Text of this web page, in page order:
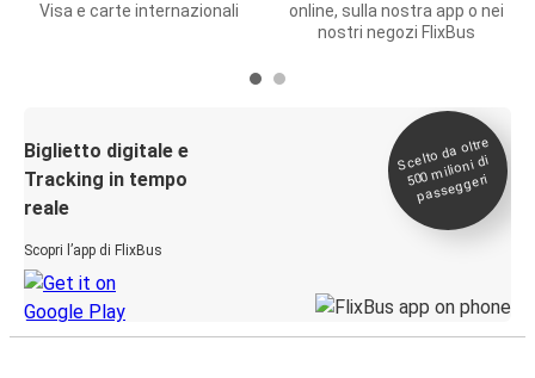
Visa e carte internazionali
online, sulla nostra app o nei
nostri negozi FlixBus
Biglietto digitale e
Tracking in tempo
reale
Scopri l’app di FlixBus
Scelto da oltre
500
milioni di
passeggeri